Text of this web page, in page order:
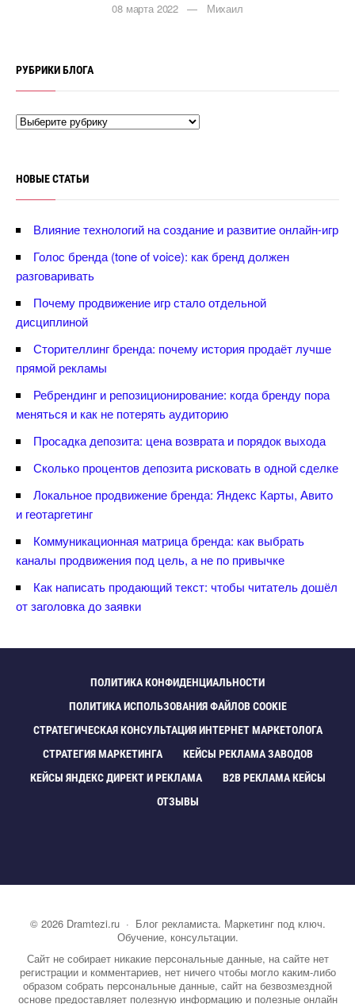
08 марта 2022 — Михаил
РУБРИКИ БЛОГА
НОВЫЕ СТАТЬИ
лияние технологий на создание и развитие онлайн-игр
Голос бренда (tone of voice): как бренд должен
разговаривать
Почему продвижение игр стало отдельной
дисциплиной
Сторителлинг бренда: почему история продаёт лучше
прямой рекламы
Ребрендинг и репозиционирование: когда бренду пора
меняться и как не потерять аудиторию
Просадка депозита: цена возврата и порядок выхода
Сколько процентов депозита рисковать в одной сделке
Локальное продвижение бренда: Яндекс Карты, Авито
и геотаргетин
Коммуникационная матрица бренда: как выбрать
каналы продвижения под цель, а не по привычке
Как написать продающий текст: чтобы читатель дошёл
от заголовка до заявки
ПОЛИТИКА КОНФИДЕНЦИАЛЬНОСТИ
ПОЛИТИКА ИСПОЛЬЗОВАНИЯ ФАЙЛОВ COOKIE
СТРАТЕГИЧЕСКАЯ КОНСУЛЬТАЦИЯ ИНТЕРНЕТ МАРКЕТОЛОГА
СТРАТЕГИЯ МАРКЕТИНГА
КЕЙСЫ РЕКЛАМА ЗАВОДО
КЕЙСЫ ЯНДЕКС ДИРЕКТ И РЕКЛАМА
B2B РЕКЛАМА КЕЙСЫ
ОТЗЫВЫ
© 2026 Dramtezi.ru· Блог рекламиста. Маркетинг под ключ.
Обучение, консультации.
Сайт не собирает никакие персональные данные, на сайте нет
регистрации и комментариев, нет ничего чтобы могло каким-либо
образом собрать персональные данные, сайт на безвозмездной
основе предоставляет полезную информацию и полезные онлайн